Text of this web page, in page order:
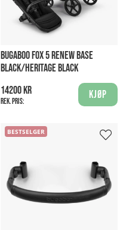
BUGABOO FOX 5 RENEW BASE
BLACK/HERITAGE BLACK
14200 kr
Rek. pris:
Kjøp
BESTSELGER